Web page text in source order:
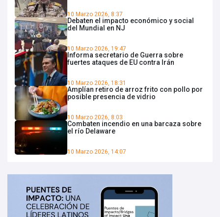
10 Marzo 2026, 8:37
Debaten el impacto económico y social
del Mundial en NJ
10 Marzo 2026, 19:47
Informa secretario de Guerra sobre
fuertes ataques de EU contra Irán
10 Marzo 2026, 18:31
Amplían retiro de arroz frito con pollo por
posible presencia de vidrio
10 Marzo 2026, 8:03
Combaten incendio en una barcaza sobre
el río Delaware
10 Marzo 2026, 14:07